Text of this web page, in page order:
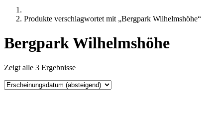
Produkte verschlagwortet mit „Bergpark Wilhelmshöhe“
Bergpark Wilhelmshöhe
Zeigt alle 3 Ergebnisse